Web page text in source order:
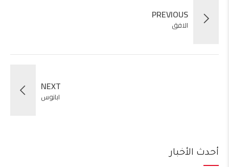
PREVIOUS
الافق
NEXT
ابانوس
أحدث الأخبار